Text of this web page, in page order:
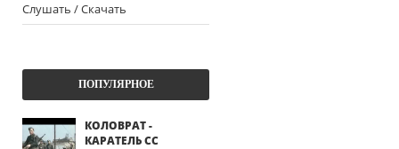
Слушать / Скачать
ПОПУЛЯРНОЕ
КОЛОВРАТ -
КАРАТЕЛЬ СС